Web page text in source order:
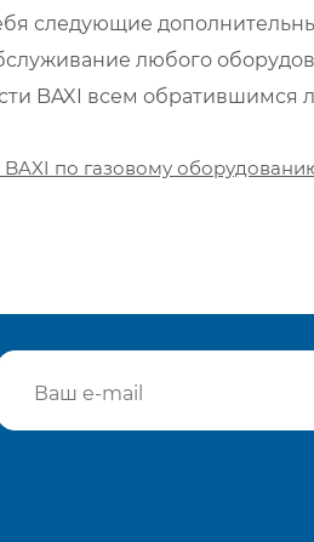
следующие
любого
BAXI всем обратившимся
по газовому